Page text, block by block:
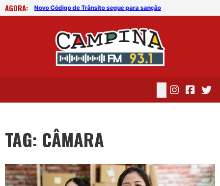
AGORA: Novo Código de Trânsito segue para sanção
TAG: CÂMARA